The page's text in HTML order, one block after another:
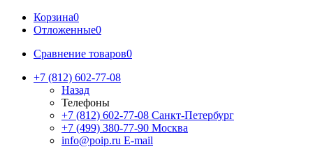
Корзина0
Отложенные0
Сравнение товаров0
+7 (812) 602-77-08
Назад
Телефоны
+7 (812) 602-77-08 Санкт-Петербург
+7 (499) 380-77-90 Москва
info@poip.ru E-mail